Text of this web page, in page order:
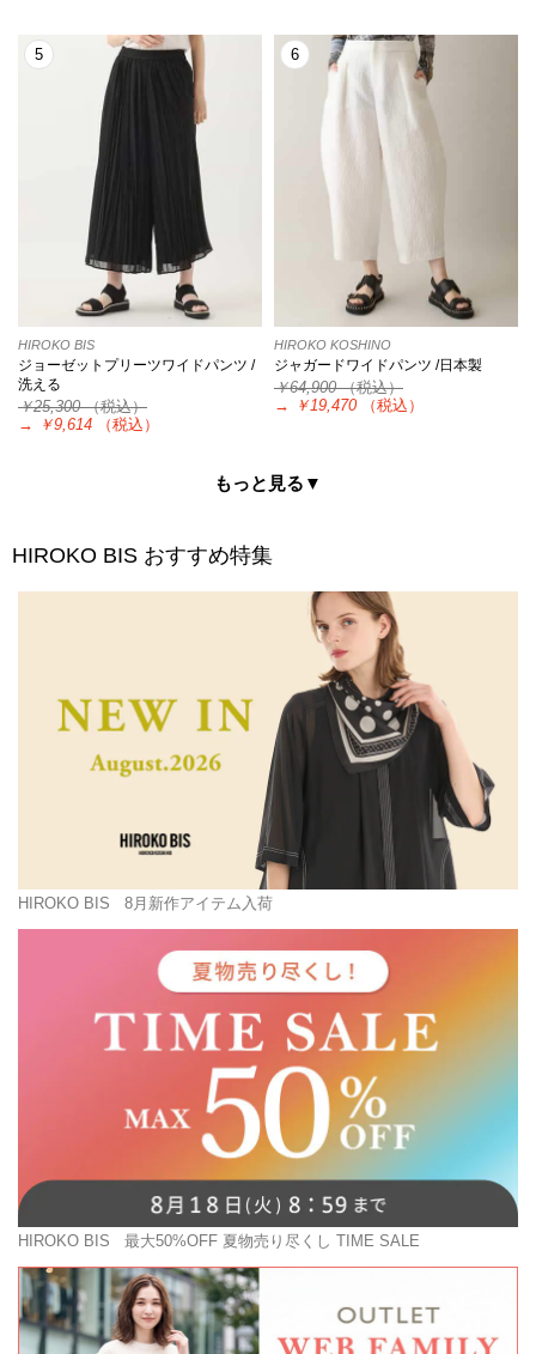
5
HIROKO BIS
ジョーゼットプリーツワイドパンツ /
洗える
￥25,300（税込）
→
￥9,614 （税込）
6
HIROKO KOSHINO
ジャガードワイドパンツ /日本製
￥64,900（税込）
→
￥19,470 （税込）
もっと見る▼
HIROKO BIS おすすめ特集
HIROKO BIS 8月新作アイテム入荷
HIROKO BIS 最大50%OFF 夏物売り尽くし TIME SALE